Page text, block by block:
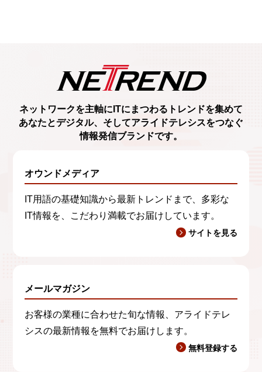
ネットワークを主軸に ITにまつわるトレンドを集めて
あなたとデジタル、 そしてアライドテレシスをつなぐ
情報発信ブランドです。
オウンドメディア
IT用語の基礎知識から最新トレンドまで、多彩な
IT情報を、こだわり満載でお届けしています。
サイトを見る
メールマガジン
お客様の業種に合わせた旬な情報、アライドテレ
シスの最新情報を無料でお届けします。
無料登録する